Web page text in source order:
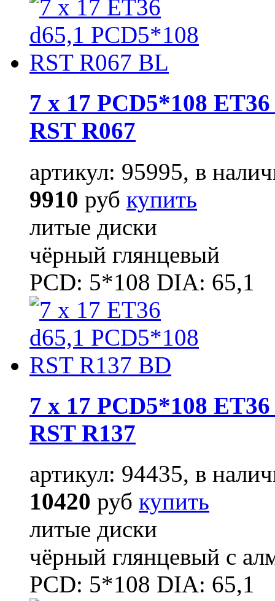
7 x 17 PCD5*108
RST R067
артикул: 95995, в
9910 руб купить
литые диски
чёрный глянцевый
PCD: 5*108 DIA: 65,1
7 x 17 PCD5*108
RST R137
артикул: 94435, в
10420 руб купить
литые диски
чёрный глянцевый с
PCD: 5*108 DIA: 65,1